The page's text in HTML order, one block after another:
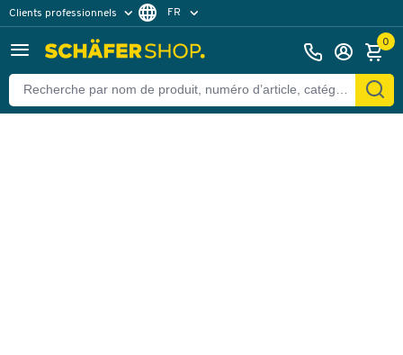
Clients professionnels
Clients particuliers
FR
0
Retour